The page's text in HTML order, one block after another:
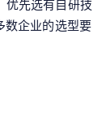
优先选有自研技
数企业的选型要